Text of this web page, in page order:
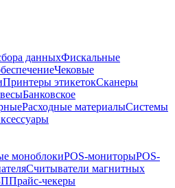
данныхФискальные
Чековые
Принтеры этикетокСканеры
Банковское
Расходные материалыСистемы
моноблокиPOS-мониторыPOS-
Считыватели магнитных
Прайс-чекеры